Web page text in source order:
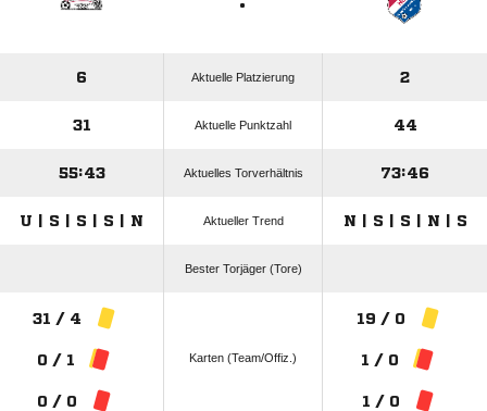
6 Aktuelle Platzierung 2
31 Aktuelle Punktzahl 44
55:43 Aktuelles Torverhältnis 73:46
U | S | S | S | N Aktueller Trend N | S | S | N | S
Bester Torjäger (Tore)
31 / 4
0 / 1
0 / 0
Karten (Team/Offiz.)
19 / 0
1 / 0
1 / 0